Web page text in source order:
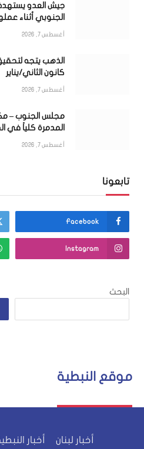
جيش العدو
الجنوبي أثناء
أغسطس 7, 2026
الذهب يتجه
كانون الثاني/يناير
أغسطس 7, 2026
مجلس الجنوب –
المدمرة كلياً في
أغسطس 7, 2026
تابعونا
Facebook
Instagram
البحث
موقع النبطية
أخبار لبنان أخبار